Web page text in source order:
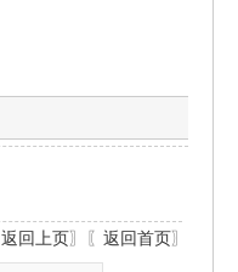
返回上页〗〖 返回首页〗